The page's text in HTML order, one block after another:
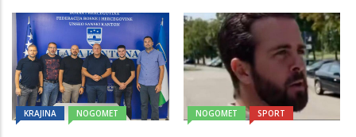
KRAJINA NOGOMET NOGOMET SPORT